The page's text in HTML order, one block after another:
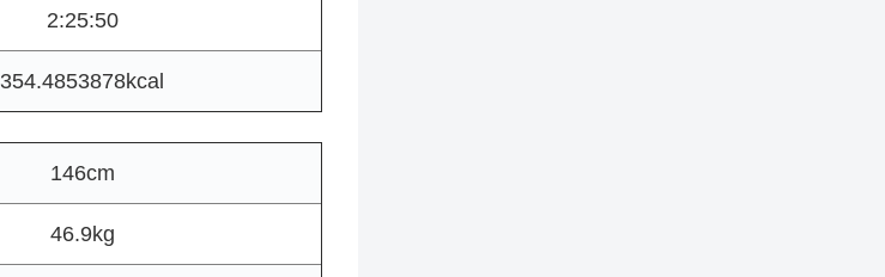
2:25:50
354.4853878kcal
146cm
46.9kg